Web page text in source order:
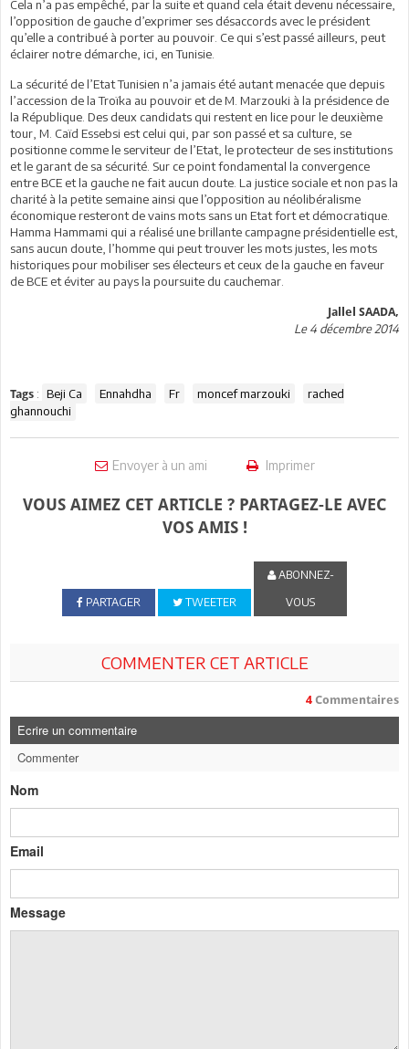
Cela n’a pas empêché, par la suite et quand cela était devenu nécessaire,
l’opposition de gauche d’exprimer ses désaccords avec le président
qu’elle a contribué à porter au pouvoir. Ce qui s’est passé ailleurs, peut
éclairer notre démarche, ici, en Tunisie.
La sécurité de l’Etat Tunisien n’a jamais été autant menacée que depuis
l’accession de la Troïka au pouvoir et de M. Marzouki à la présidence de
la République. Des deux candidats qui restent en lice pour le deuxième
tour, M. Caïd Essebsi est celui qui, par son passé et sa culture, se
positionne comme le serviteur de l’Etat, le protecteur de ses institutions
et le garant de sa sécurité. Sur ce point fondamental la convergence
entre BCE et la gauche ne fait aucun doute. La justice sociale et non pas la
charité à la petite semaine ainsi que l’opposition au néolibéralisme
économique resteront de vains mots sans un Etat fort et démocratique.
Hamma Hammami qui a réalisé une brillante campagne présidentielle est,
sans aucun doute, l’homme qui peut trouver les mots justes, les mots
historiques pour mobiliser ses électeurs et ceux de la gauche en faveur
de BCE et éviter au pays la poursuite du cauchemar.
Jallel SAADA,
Le 4 décembre 2014
Tags : Beji Ca Ennahdha Fr moncef marzouki
rached
ghannouchi
Envoyer à un ami Imprimer
VOUS AIMEZ CET ARTICLE ? PARTAGEZ-LE AVEC
VOS AMIS !
PARTAGER TWEETER
ABONNEZ-
VOUS
COMMENTER CET ARTICLE
4 Commentaires
Ecrire un commentaire
Commenter
Nom
Email
Message